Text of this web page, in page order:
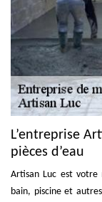
L’entreprise
pièces d’eau
Artisan Luc est votre
bain, piscine et